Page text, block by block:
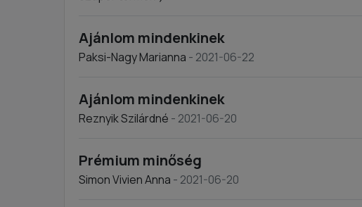
Ajánlom mindenkinek
Paksi-Nagy Marianna - 2021-06-22
Ajánlom mindenkinek
Reznyik Szilárdné - 2021-06-20
Prémium minőség
Simon Vivien Anna - 2021-06-20